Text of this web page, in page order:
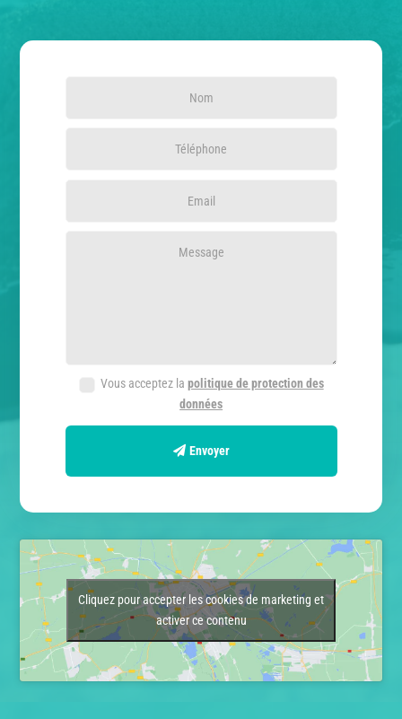
Vous acceptez la politique de protection des
données
Envoyer
Cliquez pour accepter les cookies de marketing et
activer ce contenu